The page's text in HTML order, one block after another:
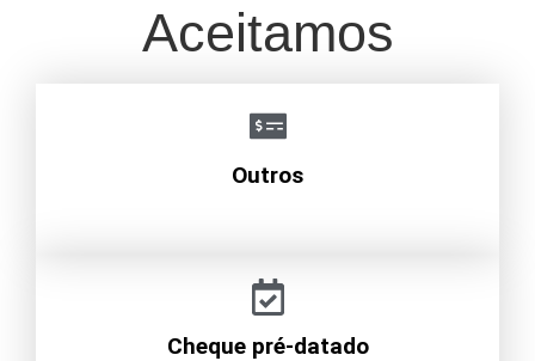
Aceitamos
Cheque pré-datado
Outros